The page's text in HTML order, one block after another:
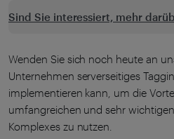
Sind Sie interessiert, mehr
Wenden Sie sich noch heute an
Unternehmen serverseitiges
implementieren kann, um die
umfangreichen und sehr
Komplexes zu nutzen.